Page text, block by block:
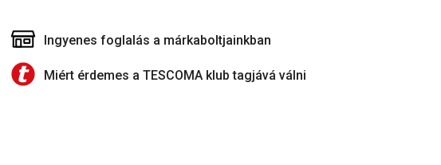
Ingyenes foglalás a márkaboltjainkban
Miért érdemes a TESCOMA klub tagjává válni